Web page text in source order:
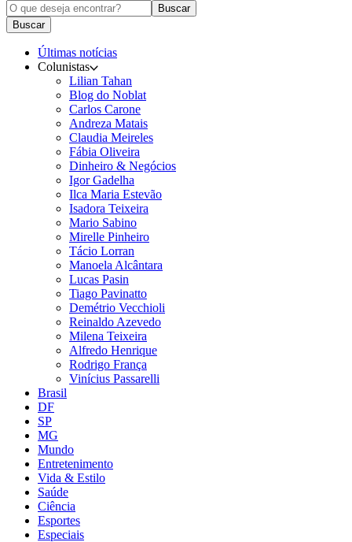
Buscar
Buscar
Últimas notícias
Colunistas
Lilian Tahan
Blog do Noblat
Carlos Carone
Andreza Matais
Claudia Meireles
Fábia Oliveira
Dinheiro & Negócios
Igor Gadelha
Ilca Maria Estevão
Isadora Teixeira
Mario Sabino
Mirelle Pinheiro
Tácio Lorran
Manoela Alcântara
Lucas Pasin
Tiago Pavinatto
Demétrio Vecchioli
Reinaldo Azevedo
Milena Teixeira
Alfredo Henrique
Rodrigo França
Vinícius Passarelli
Brasil
DF
SP
MG
Mundo
Entretenimento
Vida & Estilo
Saúde
Ciência
Esportes
Especiais